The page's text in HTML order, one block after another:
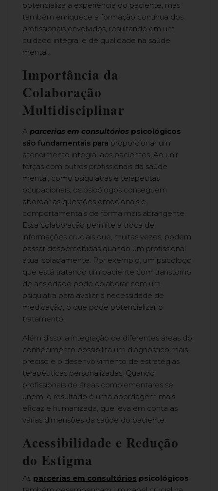
potencializa a experiência do paciente, mas
também enriquece a formação contínua dos
profissionais envolvidos, resultando em um
cuidado integral e de qualidade na saúde
mental.
Importância da
Colaboração
Multidisciplinar
A parcerias em consultórios psicológicos
são fundamentais para proporcionar um
atendimento integral aos pacientes. Ao unir
forças com outros profissionais da saúde
mental, como psiquiatras e terapeutas
ocupacionais, os psicólogos conseguem
abordar as questões emocionais e
comportamentais de forma mais abrangente.
Essa colaboração permite a troca de
informações cruciais que, muitas vezes, podem
passar despercebidas quando um profissional
atua isoladamente. Por exemplo, um psicólogo
que está tratando um paciente com transtorno
de ansiedade pode colaborar com um
psiquiatra para avaliar a necessidade de
medicação, o que pode potencializar o
tratamento.
Além disso, a integração de diferentes áreas do
conhecimento possibilita um diagnóstico mais
preciso e o desenvolvimento de estratégias
terapêuticas personalizadas. Quando
profissionais de áreas complementares se
unem, o resultado é uma abordagem mais
eficaz e humanizada, que leva em conta as
várias dimensões da saúde do paciente.
Acessibilidade e Redução
do Estigma
As parcerias em consultórios psicológicos